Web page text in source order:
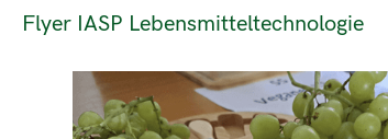
Flyer IASP Lebensmitteltechnologie